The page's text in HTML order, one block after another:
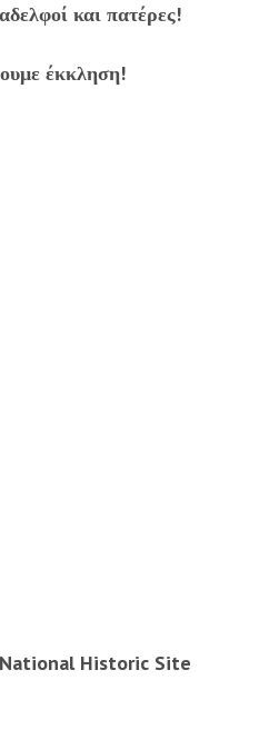
και πατέρες!
έκκληση!
Historic Site